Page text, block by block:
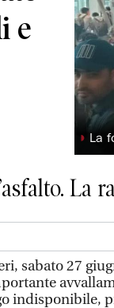
e
◗ La
La
sabato 27
indisponibile,